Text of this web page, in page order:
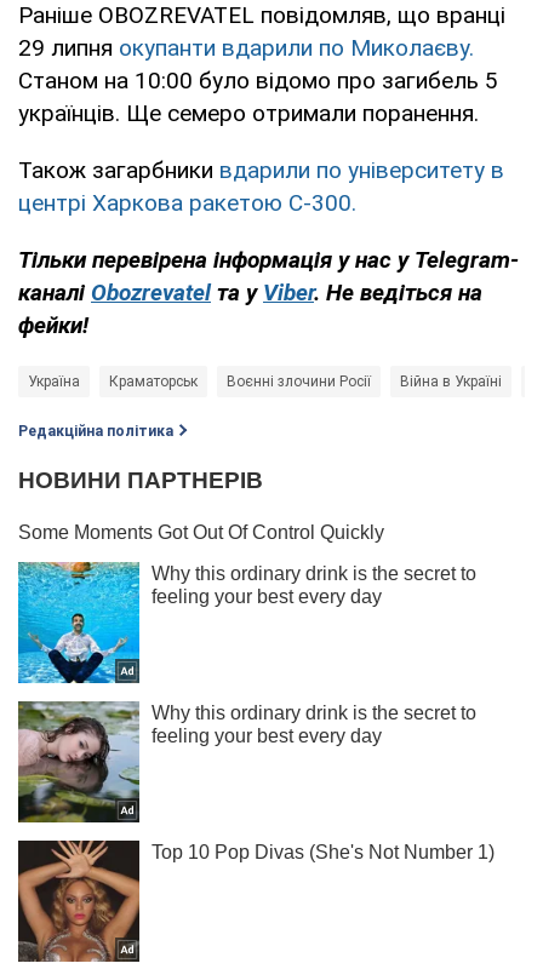
Раніше OBOZREVATEL повідомляв, що вранці
29 липня окупанти вдарили по Миколаєву.
Станом на 10:00 було відомо про загибель 5
українців. Ще семеро отримали поранення.
Також загарбники вдарили по університету в
центрі Харкова ракетою С-300.
Тільки перевірена інформація у нас у Telegram-
каналі Obozrevatelта у Viber. Не ведіться на
фейки!
Україна Краматорськ Воєнні злочини Росії Війна в Україні
Редакційна політика